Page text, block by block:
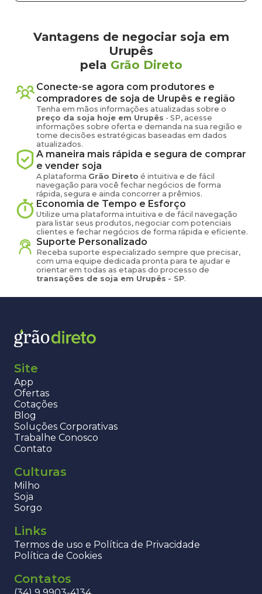
Vantagens de negociar soja em
Urupês
pela Grão Direto
Conecte-se agora com produtores e
compradores de soja de Urupês e região
Tenha em mãos informações atualizadas sobre o
preço da soja hoje em Urupês - SP, acesse
informações sobre oferta e demanda na sua região e
tome decisões estratégicas baseadas em dados
atualizados.
A maneira mais rápida e segura de comprar
e vender soja
A plataforma Grão Direto é intuitiva e de fácil
navegação para você fechar negócios de forma
rápida, segura e ainda concorrer a prêmios.
Economia de Tempo e Esforço
Utilize uma plataforma intuitiva e de fácil navegação
para listar seus produtos, negociar com potenciais
clientes e fechar negócios de forma rápida e eficiente.
Suporte Personalizado
Receba suporte especializado sempre que precisar,
com uma equipe dedicada pronta para te ajudar e
orientar em todas as etapas do processo de
transações de soja em Urupês - SP.
Site
App
Ofertas
Cotações
Blog
Soluções Corporativas
Trabalhe Conosco
Contato
Culturas
Milho
Soja
Sorgo
Links
Termos de uso e Política de Privacidade
Política de Cookies
Contatos